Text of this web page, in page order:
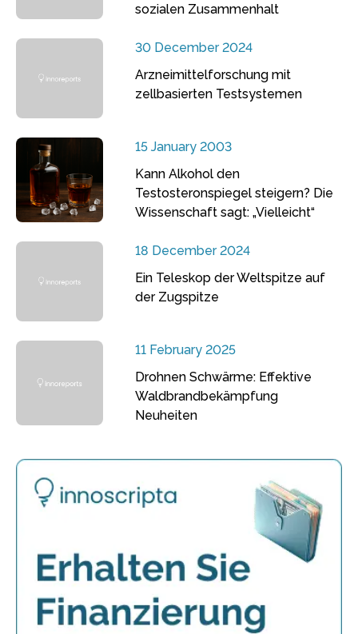
sozialen Zusammenhalt
30 December 2024
Arzneimittelforschung mit
zellbasierten Testsystemen
15 January 2003
Kann Alkohol den
Testosteronspiegel steigern? Die
Wissenschaft sagt: „Vielleicht“
18 December 2024
Ein Teleskop der Weltspitze auf
der Zugspitze
11 February 2025
Drohnen Schwärme: Effektive
Waldbrandbekämpfung
Neuheiten